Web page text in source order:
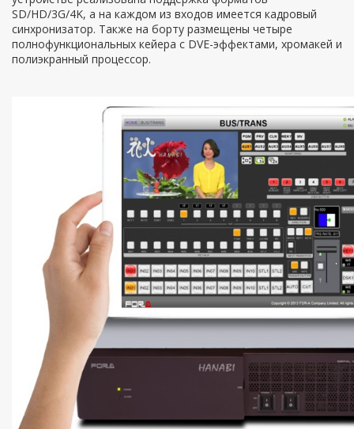
SD/HD/3G/4K, а на каждом из входов имеется кадровый
синхронизатор. Также на борту размещены четыре
полнофункциональных кейера с DVE-эффектами, хромакей и
полиэкранный процессор.